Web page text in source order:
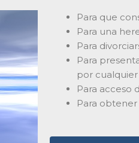
Para que
Para una
Para
Para
por cualquier
Para acceso
Para